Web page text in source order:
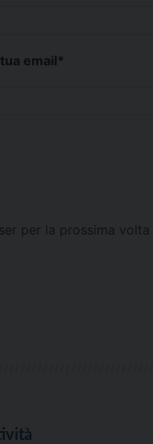
email*
per la prossima